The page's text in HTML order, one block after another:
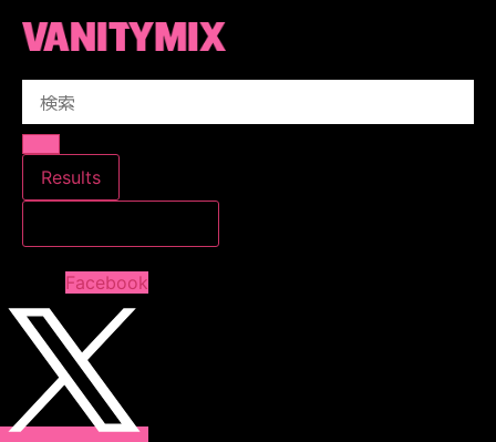
Results
Facebook